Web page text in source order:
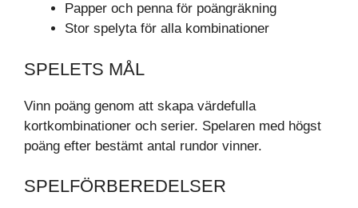
Papper och penna för poängräkning
Stor spelyta för alla kombinationer
SPELETS MÅL
Vinn poäng genom att skapa värdefulla
kortkombinationer och serier. Spelaren med högst
poäng efter bestämt antal rundor vinner.
SPELFÖRBEREDELSER